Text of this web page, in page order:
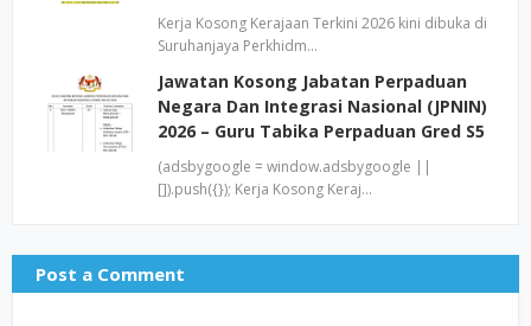
Kerja Kosong Kerajaan Terkini 2026 kini dibuka di
Suruhanjaya Perkhidm…
Jawatan Kosong Jabatan Perpaduan
Negara Dan Integrasi Nasional (JPNIN)
2026 – Guru Tabika Perpaduan Gred S5
(adsbygoogle = window.adsbygoogle ||
[]).push({}); Kerja Kosong Keraj…
Post a Comment